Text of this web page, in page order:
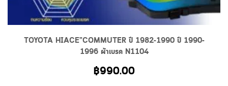
TOYOTA HIACE”COMMUTER ปี 1982-1990 ปี 1990-
1996 ผ้าเบรค N1104
฿990.00